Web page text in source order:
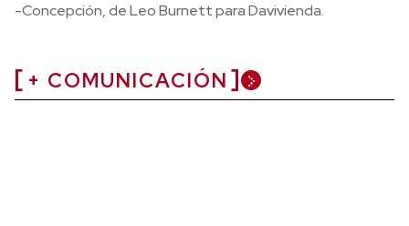
-Concepción, de Leo Burnett para Davivienda.
+ COMUNICACIÓN